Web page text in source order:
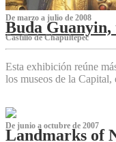
De marzo a julio de 2008
Buda Guanyin,
Castillo de Chapultepec
Esta exhibición reúne
los museos de la
De junio a octubre de 2007
Landmarks of